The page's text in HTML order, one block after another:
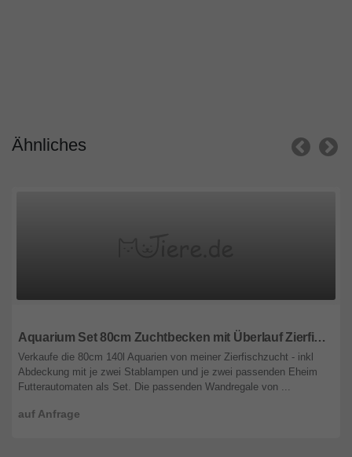
Ähnliches
Aquarium Set 80cm Zuchtbecken mit Überlauf Zierfischzucht 112l 120l 125l 130l
auf Anfrage
Verkaufe die 80cm 140l Aquarien von meiner Zierfischzucht - inkl
Abdeckung mit je zwei Stablampen und je zwei passenden Eheim
Futterautomaten als Set. Die passenden Wandregale von ...